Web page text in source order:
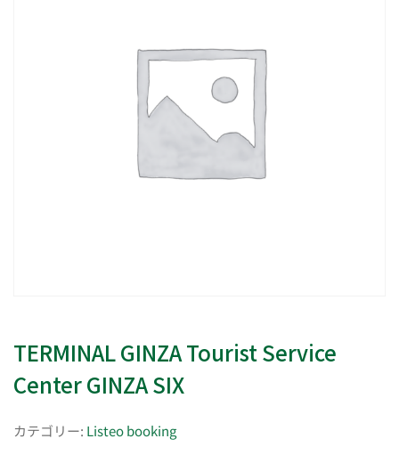
TERMINAL GINZA Tourist Service
Center GINZA SIX
カテゴリー: Listeo booking